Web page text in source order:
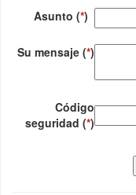
Asunto (*)
Su mensaje (*)
Código
seguridad (*)